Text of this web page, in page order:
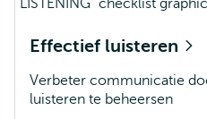
Effectief luisteren
Verbeter communicatie
luisteren te beheersen